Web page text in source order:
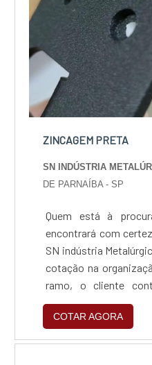
ZINCAGEM PRETA
SN INDÚSTRIA
DE PARNAÍBA - SP
Quem está à
encontrará com
SN indústria
cotação na
ramo, o cliente
excelência e o
sanar eventuais
zincagem preta,
COTAR AGORA